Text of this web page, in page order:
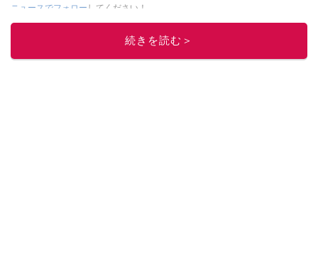
ニュースでフォロー してください！
続きを読む＞